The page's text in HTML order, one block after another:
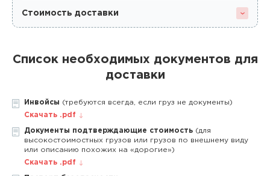
Стоимость доставки
Список необходимых документов для
доставки
Инвойсы (требуются всегда, если груз не документы)
Скачать .pdf
Документы подтверждающие стоимость (для
высокостоимостных грузов или грузов по внешнему виду
или описанию похожих на «дорогие»)
Скачать .pdf